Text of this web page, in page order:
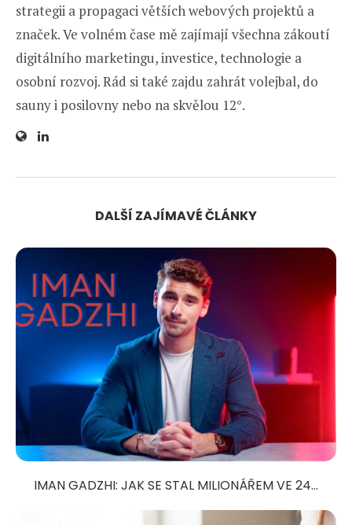
strategii a propagaci větších webových projektů a
značek. Ve volném čase mě zajímají všechna zákoutí
digitálního marketingu, investice, technologie a
osobní rozvoj. Rád si také zajdu zahrát volejbal, do
sauny i posilovny nebo na skvělou 12°.
DALŠÍ ZAJÍMAVÉ ČLÁNKY
IMAN GADZHI: JAK SE STAL MILIONÁŘEM VE 24...